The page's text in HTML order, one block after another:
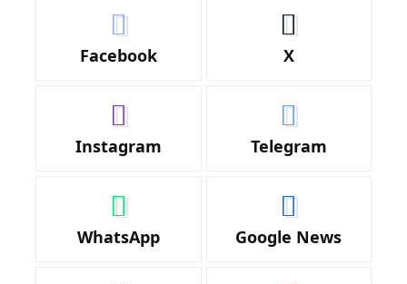
Facebook X
Instagram Telegram
WhatsApp Google News